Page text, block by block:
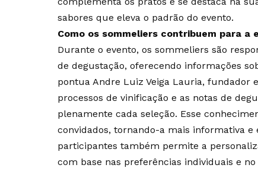
sabores que eleva o padrão do evento.
Como os sommeliers contribuem para a
Durante o evento, os sommeliers são
de degustação, oferecendo informações
pontua Andre Luiz Veiga Lauria, fundador
processos de vinificação e as notas de
plenamente cada seleção. Esse
convidados, tornando-a mais informativa
participantes também permite a
com base nas preferências individuais e